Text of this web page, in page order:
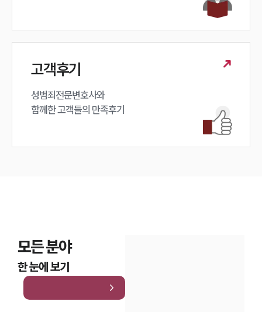
고객후기
성범죄전문변호사와
함께한 고객들의 만족후기
모든 분야
한 눈에 보기